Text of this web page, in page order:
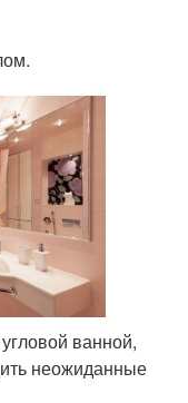
ванной,
неожиданные